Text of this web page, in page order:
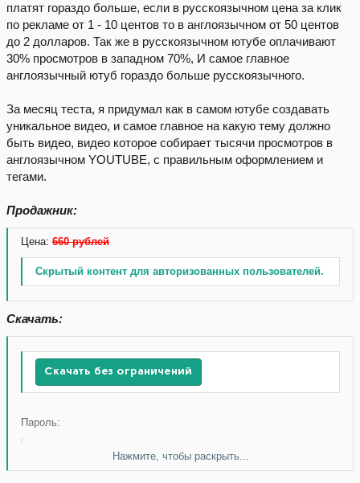
платят гораздо больше, если в русскоязычном цена за клик
по рекламе от 1 - 10 центов то в англоязычном от 50 центов
до 2 долларов. Так же в русскоязычном ютубе оплачивают
30% просмотров в западном 70%, И самое главное
англоязычный ютуб гораздо больше русскоязычного.
За месяц теста, я придумал как в самом ютубе создавать
уникальное видео, и самое главное на какую тему должно
быть видео, видео которое собирает тысячи просмотров в
англоязычном YOUTUBE, с правильным оформлением и
тегами.
Продажник:
Цена: 660 рублей
Скрытый контент для авторизованных пользователей.
Скачать:
Скачать без ограничений
Пароль:
Скачать без ограничений
Нажмите, чтобы раскрыть...